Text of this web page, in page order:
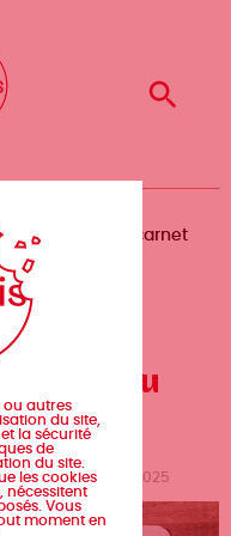
suivre] #5 - Le carnet
du
à jour le 11/06/2025
ou autres
du site,
la sécurité
de
du site.
les cookies
nécessitent
Vous
moment en